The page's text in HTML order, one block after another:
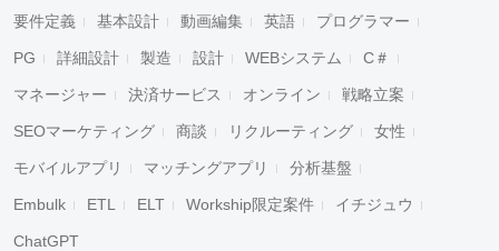
要件定義 基本設計 動画編集 英語 プログラマー
PG 詳細設計 製造 設計 WEBシステム C＃
マネージャー 決済サービス オンライン 戦略立案
SEOマーケティング 商談 リクルーティング 女性
モバイルアプリ マッチングアプリ 分析基盤
Embulk ETL ELT Workship限定案件 イチジュウ
ChatGPT